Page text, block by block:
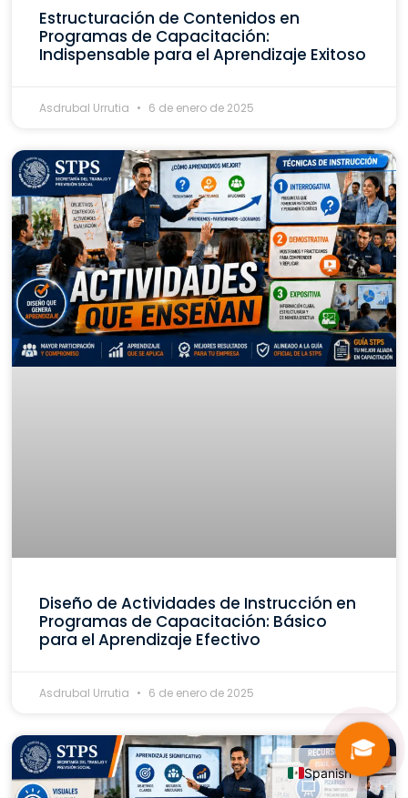
Estructuración de Contenidos en
Programas de Capacitación:
Indispensable para el Aprendizaje Exitoso
Asdrubal Urrutia 6 de enero de 2025
Diseño de Actividades de Instrucción en
Programas de Capacitación: Básico
para el Aprendizaje Efectivo
Asdrubal Urrutia 6 de enero de 2025
🎓
Spanish